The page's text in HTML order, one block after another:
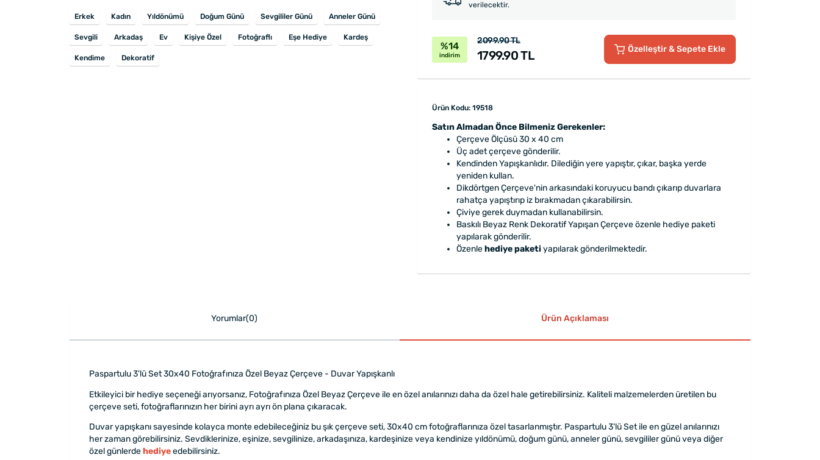
Erkek Kadın Yıldönümü Doğum Günü Sevgililer Günü Anneler Günü
Sevgili Arkadaş Ev Kişiye Özel Fotoğraflı Eşe Hediye Kardeş
Kendime Dekoratif
verilecektir.
%14
indirim
2099.90 TL
1799.90 TL Özelleştir& Sepete Ekle
Ürün Kodu: 19518
Satın Almadan Önce Bilmeniz Gerekenler:
Çerçeve Ölçüsü 30 x 40 cm
Üç adet çerçeve gönderilir.
Kendinden Yapışkanlıdır. Dilediğin yere yapıştır, çıkar, başka yerde
yeniden kullan.
Dikdörtgen Çerçeve'nin arkasındaki koruyucu bandı çıkarıp duvarlara
rahatça yapıştırıp iz bırakmadan çıkarabilirsin.
Çiviye gerek duymadan kullanabilirsin.
Baskılı Beyaz Renk Dekoratif Yapışan Çerçeve özenle hediye paketi
yapılarak gönderilir.
Özenlehediye paketiyapılarak gönderilmektedir.
Yorumlar(0) Ürün Açıklaması
Paspartulu 3'lü Set 30x40 Fotoğrafınıza Özel Beyaz Çerçeve - Duvar Yapışkanlı
Etkileyici bir hediye seçeneği arıyorsanız, Fotoğrafınıza Özel Beyaz Çerçeve ile en özel anılarınızı daha da özel hale getirebilirsiniz. Kaliteli malzemelerden üretilen bu
çerçeve seti, fotoğraflarınızın her birini ayrı ayrı ön plana çıkaracak.
Duvar yapışkanı sayesinde kolayca monte edebileceğiniz bu şık çerçeve seti, 30x40 cm fotoğraflarınıza özel tasarlanmıştır. Paspartulu 3'lü Set ile en güzel anılarınızı
her zaman görebilirsiniz. Sevdiklerinize, eşinize, sevgilinize, arkadaşınıza, kardeşinize veya kendinize yıldönümü, doğum günü, anneler günü, sevgililer günü veya diğer
özel günlerdehediyeedebilirsiniz.